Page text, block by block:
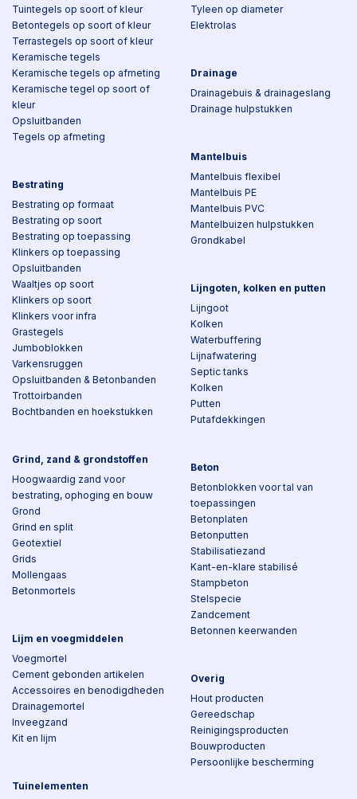
Tuintegels op soort of kleur
Betontegels op soort of kleur
Terrastegels op soort of kleur
Keramische tegels
Keramische tegels op afmeting
Keramische tegel op soort of
kleur
Opsluitbanden
Tegels op afmeting
Bestrating
Bestrating op formaat
Bestrating op soort
Bestrating op toepassing
Klinkers op toepassing
Opsluitbanden
Waaltjes op soort
Klinkers op soort
Klinkers voor infra
Grastegels
Jumboblokken
Varkensruggen
Opsluitbanden & Betonbanden
Trottoirbanden
Bochtbanden en hoekstukken
Grind, zand & grondstoffen
Hoogwaardig zand voor
bestrating, ophoging en bouw
Grond
Grind en split
Geotextiel
Grids
Mollengaas
Betonmortels
Lijm en voegmiddelen
Voegmortel
Cement gebonden artikelen
Accessoires en benodigdheden
Drainagemortel
Inveegzand
Kit en lijm
Tuinelementen
Tyleen op diameter
Elektrolas
Drainage
Drainagebuis & drainageslang
Drainage hulpstukken
Mantelbuis
Mantelbuis flexibel
Mantelbuis PE
Mantelbuis PVC
Mantelbuizen hulpstukken
Grondkabel
Lijngoten, kolken en putten
Lijngoot
Kolken
Waterbuffering
Lijnafwatering
Septic tanks
Kolken
Putten
Putafdekkingen
Beton
Betonblokken voor tal van
toepassingen
Betonplaten
Betonputten
Stabilisatiezand
Kant-en-klare stabilisé
Stampbeton
Stelspecie
Zandcement
Betonnen keerwanden
Overig
Hout producten
Gereedschap
Reinigingsproducten
Bouwproducten
Persoonlijke bescherming